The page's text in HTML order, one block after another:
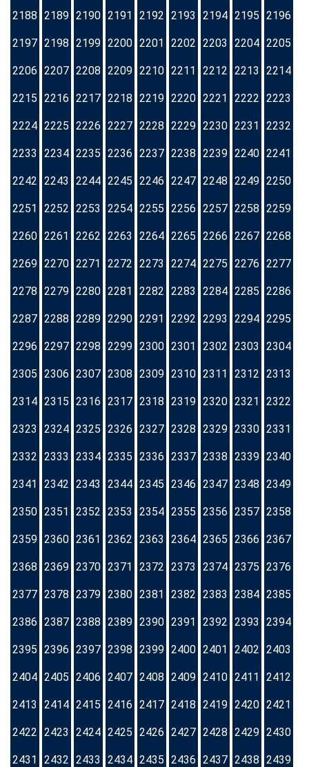
2188 2189 2190 2191 2192 2193 2194 2195 2196
2197 2198 2199 2200 2201 2202 2203 2204 2205
2206 2207 2208 2209 2210 2211 2212 2213 2214
2215 2216 2217 2218 2219 2220 2221 2222 2223
2224 2225 2226 2227 2228 2229 2230 2231 2232
2233 2234 2235 2236 2237 2238 2239 2240 2241
2242 2243 2244 2245 2246 2247 2248 2249 2250
2251 2252 2253 2254 2255 2256 2257 2258 2259
2260 2261 2262 2263 2264 2265 2266 2267 2268
2269 2270 2271 2272 2273 2274 2275 2276 2277
2278 2279 2280 2281 2282 2283 2284 2285 2286
2287 2288 2289 2290 2291 2292 2293 2294 2295
2296 2297 2298 2299 2300 2301 2302 2303 2304
2305 2306 2307 2308 2309 2310 2311 2312 2313
2314 2315 2316 2317 2318 2319 2320 2321 2322
2323 2324 2325 2326 2327 2328 2329 2330 2331
2332 2333 2334 2335 2336 2337 2338 2339 2340
2341 2342 2343 2344 2345 2346 2347 2348 2349
2350 2351 2352 2353 2354 2355 2356 2357 2358
2359 2360 2361 2362 2363 2364 2365 2366 2367
2368 2369 2370 2371 2372 2373 2374 2375 2376
2377 2378 2379 2380 2381 2382 2383 2384 2385
2386 2387 2388 2389 2390 2391 2392 2393 2394
2395 2396 2397 2398 2399 2400 2401 2402 2403
2404 2405 2406 2407 2408 2409 2410 2411 2412
2413 2414 2415 2416 2417 2418 2419 2420 2421
2422 2423 2424 2425 2426 2427 2428 2429 2430
2431 2432 2433 2434 2435 2436 2437 2438 2439